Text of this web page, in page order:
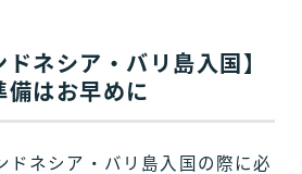
ネシア・バリ島入国】
備はお早めに
ドネシア・バリ島入国の際に必